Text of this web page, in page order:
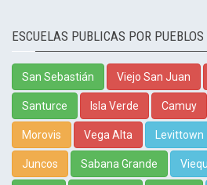
ESCUELAS PUBLICAS POR PUEBLOS
San Sebastián Viejo San Juan
Santurce Isla Verde Camuy
Morovis Vega Alta Levittown
Juncos Sabana Grande